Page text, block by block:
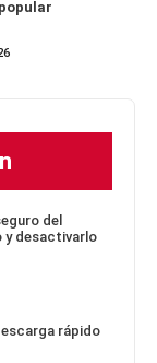
del
y desactivarlo
rápido